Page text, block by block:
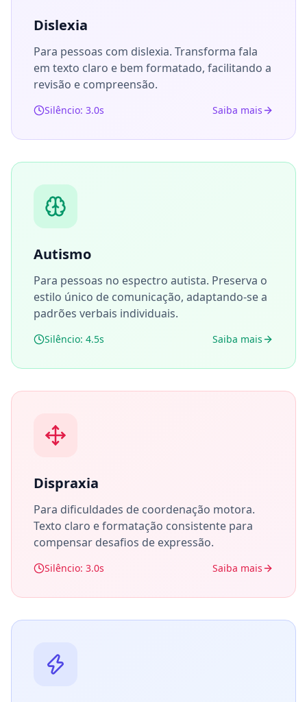
Dislexia
Para pessoas com dislexia. Transforma fala
em texto claro e bem formatado, facilitando a
revisão e compreensão.
Silêncio: 3.0s Saiba mais
Autismo
Para pessoas no espectro autista. Preserva o
estilo único de comunicação, adaptando-se a
padrões verbais individuais.
Silêncio: 4.5s Saiba mais
Dispraxia
Para dificuldades de coordenação motora.
Texto claro e formatação consistente para
compensar desafios de expressão.
Silêncio: 3.0s Saiba mais